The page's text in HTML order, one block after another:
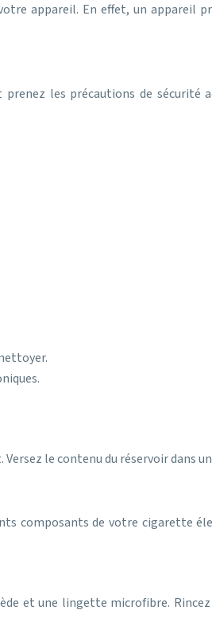
appareil. En effet, un
les précautions de
le contenu du réservoir dans
composants de votre cigarette
et une lingette microfibre.